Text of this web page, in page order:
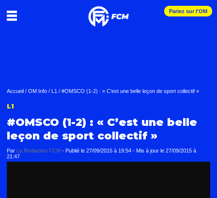
Pariez sur l'OM
Accueil / OM Info / L1 / #OMSCO (1-2) : « C’est une belle leçon de sport collectif »
L1
#OMSCO (1-2) : « C’est une belle
leçon de sport collectif »
Par La Redaction FCM - Publié le 27/09/2015 à 19:54 - Mis à jour le 27/09/2015 à
21:47